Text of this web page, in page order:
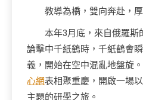
教導為橋，雙向奔赴，
本年3月底，來自俄羅斯
論擊中千紙鶴時，千紙鶴會
義，開始在空中混亂地盤旋
心網表相聚重慶，開啟一場
主題的研學之旅。